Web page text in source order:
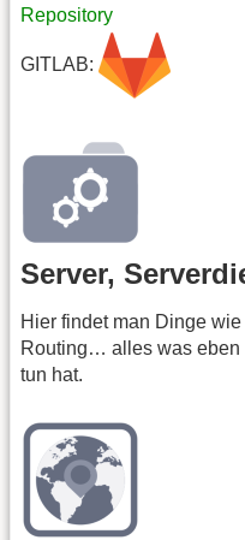
Repository
GITLAB:
Server,
Hier findet man Dinge
Routing… alles was eben
tun hat.